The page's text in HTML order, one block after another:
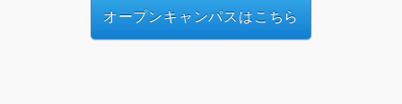
オープンキャンパスはこちら